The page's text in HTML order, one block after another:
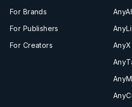
For Brands
For Publishers
For Creators
AnyAI
AnyX